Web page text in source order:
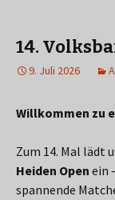
14.
9. Juli 2026
Willkommen zu
Zum 14. Mal lädt
Heiden Open ein
spannende